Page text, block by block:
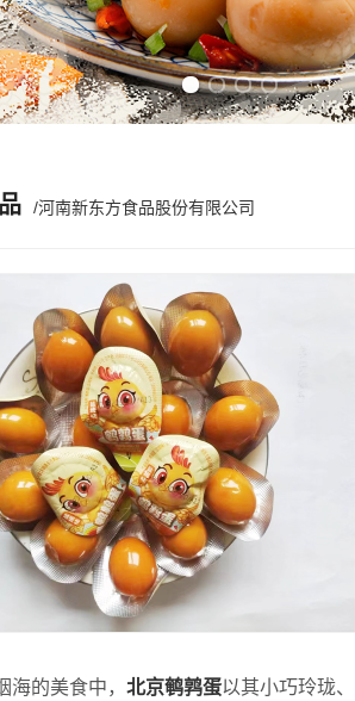
/河南新东方食品股份有限公司
的美食中， 北京鹌鹑蛋以其小巧玲珑